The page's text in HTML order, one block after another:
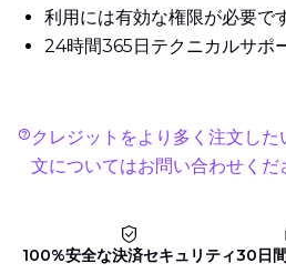
利用には有効な権限が必要で
24時間365日テクニカルサポ
クレジットをより多く注文し
文についてはお問い合わせくだ
100%安全な決済セキュリティ30日